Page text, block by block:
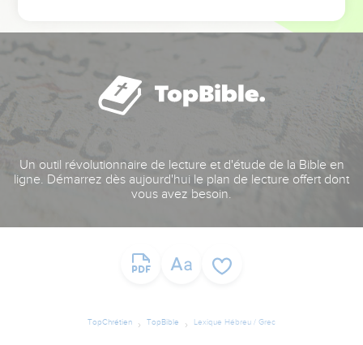
Un outil révolutionnaire de lecture et d'étude de la Bible en
ligne. Démarrez dès aujourd'hui le plan de lecture offert dont
vous avez besoin.
TopChrétien TopBible Lexique Hébreu / Grec